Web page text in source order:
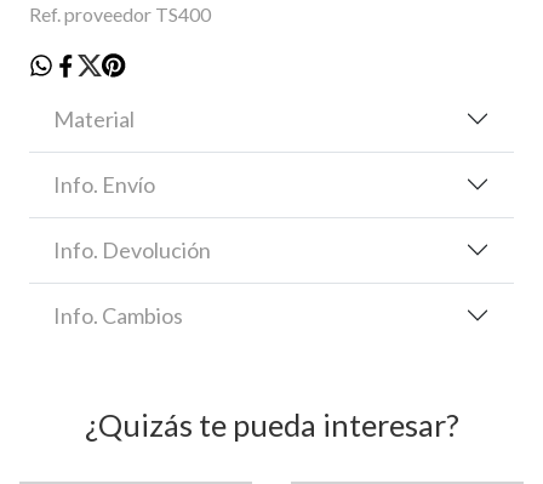
Ref. proveedor TS400
Material
Info. Envío
Info. Devolución
Info. Cambios
¿Quizás te pueda interesar?